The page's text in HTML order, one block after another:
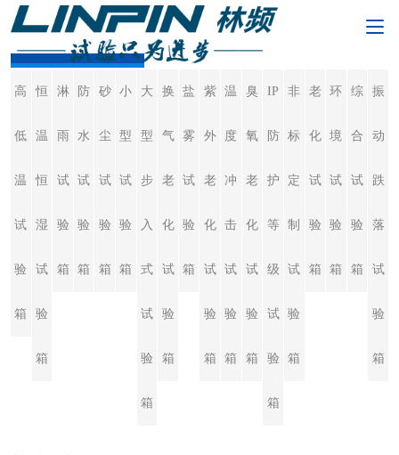
老化试验箱
高
低
温
试
验
箱
恒
温
恒
湿
试
验
箱
淋
雨
试
验
箱
防
水
试
验
箱
砂
尘
试
验
箱
小
型
试
验
箱
大
型
步
入
式
试
验
箱
换
气
老
化
试
验
箱
盐
雾
试
验
箱
紫
外
老
化
试
验
箱
温
度
冲
击
试
验
箱
臭
氧
老
化
试
验
箱
IP
防
护
等
级
试
验
箱
非
标
定
制
试
验
箱
老
化
试
验
箱
环
境
试
验
箱
综
合
试
验
箱
振
动
跌
落
试
验
箱